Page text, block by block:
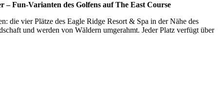
– Fun-Varianten des Golfens auf The East Course
die vier Plätze des Eagle Ridge Resort & Spa in der Nähe des
und werden von Wäldern umgerahmt. Jeder Platz verfügt über